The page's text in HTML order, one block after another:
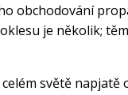
obchodování
je několik;
světě